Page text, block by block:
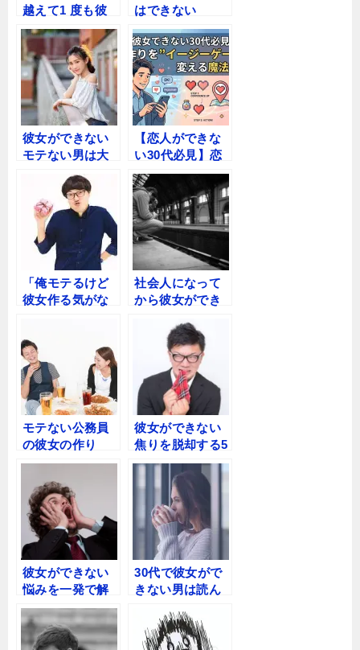
越えて1 度も彼
女ができてない
なら一生彼女で
きない・・
はできない
彼女ができない
モテない男は大
体「優男」
【恋人ができな
い30代必見】恋
人作りを”イージ
ーゲーム”に変え
る「〇〇愛」と
いう禁断の魔法
「俺モテるけど
彼女作る気がな
社会人になって
から彼女ができ
でいる方へ
モテない公務員
の彼女の作り
方！これ知らな
いと彼女できな
いよ？
彼女ができない
焦りを脱却する5
つの秘策
彼女ができない
悩みを一発で解
決するたった一
つのこと
30代で彼女がで
きない男は読ん
恋愛心理から考
察する”大人のモ